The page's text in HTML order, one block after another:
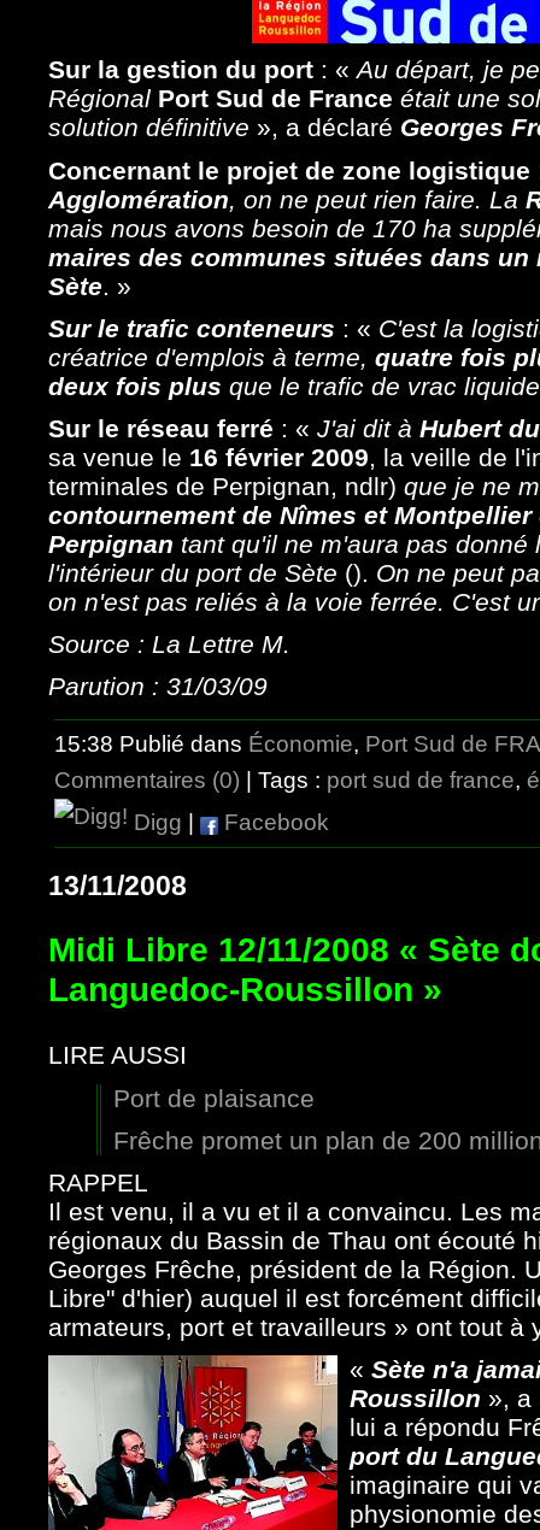
Sur la gestion du port : «Au départ, je
Régional Port Sud de France était une
solution définitive », a déclaré Georges
Concernant le projet de zone logistique
Agglomération , on ne peut rien faire. La
mais nous avons besoin de 170 ha
maires des communes situées dans
Sète . »
Sur le trafic conteneurs : « C'est la
créatrice d'emplois à terme, quatre fois
deux fois plus que le trafic de vrac
Sur le réseau ferré : « J'ai dit à Hubert
sa venue le 16 février 2009, la veille de
terminales de Perpignan, ndlr) que je ne
contournement de Nîmes et Montpellier
Perpignan tant qu'il ne m'aura pas
l'intérieur du port de Sète (). On ne peut
on n'est pas reliés à la voie ferrée. C'est
Source : La Lettre M.
Parution : 31/03/09
15:38 Publié dans Économie, Port Sud de
Commentaires (0) | Tags : port sud de france,
Digg
Facebook
13/11/2008
Midi Libre 12/11/2008 « Sète
Languedoc-Roussillon »
LIRE AUSSI
Port de plaisance
Frêche promet un plan de 200
RAPPEL
Il est venu, il a vu et il a convaincu. Les
régionaux du Bassin de Thau ont écouté
Georges Frêche, président de la Région.
Libre" d'hier) auquel il est forcément
armateurs, port et travailleurs » ont tout à
« Sète n'a
Roussillon », a
lui a répondu
port du
imaginaire qui
physionomie